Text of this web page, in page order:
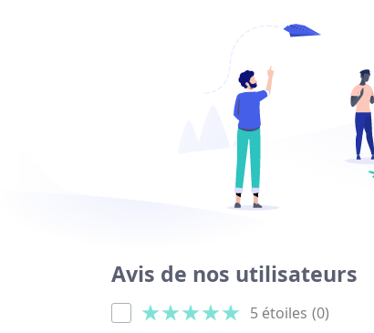
Avis de nos utilisateurs
5 étoiles (0)